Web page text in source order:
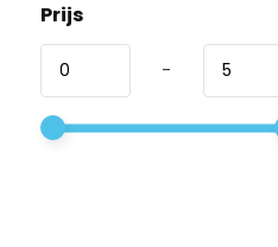
Prijs
-